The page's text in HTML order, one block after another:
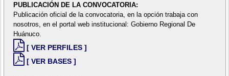
PUBLICACIÓN DE LA CONVOCATORIA:
Publicación oficial de la convocatoria, en la opción trabaja con
nosotros, en el portal web institucional: Gobierno Regional De
Huánuco.
[ VER PERFILES ]
[ VER BASES ]